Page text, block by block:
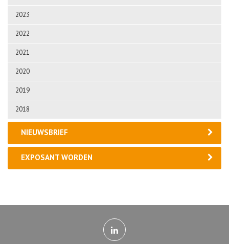
2023
2022
2021
2020
2019
2018
NIEUWSBRIEF
EXPOSANT WORDEN